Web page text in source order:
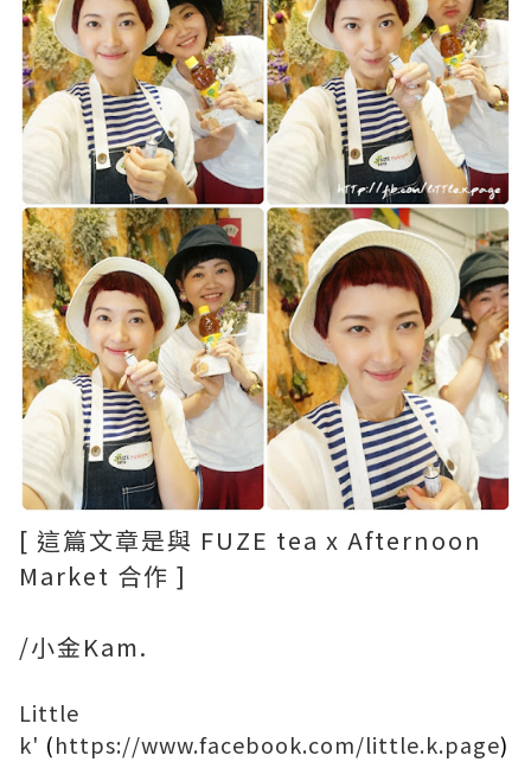
[ 這篇文章是與 FUZE tea x Afternoon
Market 合作 ]
/小金Kam.
Little
k' (https://www.facebook.com/little.k.page)